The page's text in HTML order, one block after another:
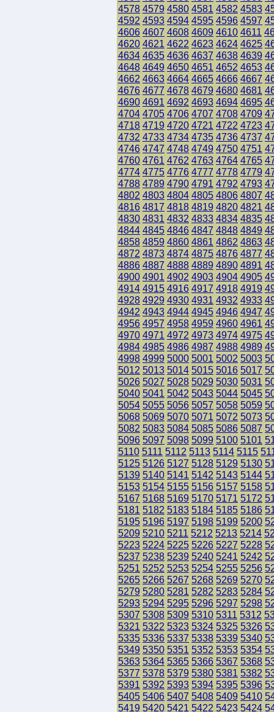
4578 4579 4580 4581 4582 4583
4592 4593 4594 4595 4596 4597
4606 4607 4608 4609 4610 4611
4620 4621 4622 4623 4624 4625
4634 4635 4636 4637 4638 4639
4648 4649 4650 4651 4652 4653
4662 4663 4664 4665 4666 4667
4676 4677 4678 4679 4680 4681
4690 4691 4692 4693 4694 4695
4704 4705 4706 4707 4708 4709
4718 4719 4720 4721 4722 4723
4732 4733 4734 4735 4736 4737
4746 4747 4748 4749 4750 4751
4760 4761 4762 4763 4764 4765
4774 4775 4776 4777 4778 4779
4788 4789 4790 4791 4792 4793
4802 4803 4804 4805 4806 4807
4816 4817 4818 4819 4820 4821
4830 4831 4832 4833 4834 4835
4844 4845 4846 4847 4848 4849
4858 4859 4860 4861 4862 4863
4872 4873 4874 4875 4876 4877
4886 4887 4888 4889 4890 4891
4900 4901 4902 4903 4904 4905
4914 4915 4916 4917 4918 4919
4928 4929 4930 4931 4932 4933
4942 4943 4944 4945 4946 4947
4956 4957 4958 4959 4960 4961
4970 4971 4972 4973 4974 4975
4984 4985 4986 4987 4988 4989
4998 4999 5000 5001 5002 5003
5012 5013 5014 5015 5016 5017
5026 5027 5028 5029 5030 5031
5040 5041 5042 5043 5044 5045
5054 5055 5056 5057 5058 5059
5068 5069 5070 5071 5072 5073
5082 5083 5084 5085 5086 5087
5096 5097 5098 5099 5100 5101
5110 5111 5112 5113 5114 5115
5125 5126 5127 5128 5129 5130
5139 5140 5141 5142 5143 5144
5153 5154 5155 5156 5157 5158
5167 5168 5169 5170 5171 5172
5181 5182 5183 5184 5185 5186
5195 5196 5197 5198 5199 5200
5209 5210 5211 5212 5213 5214
5223 5224 5225 5226 5227 5228
5237 5238 5239 5240 5241 5242
5251 5252 5253 5254 5255 5256
5265 5266 5267 5268 5269 5270
5279 5280 5281 5282 5283 5284
5293 5294 5295 5296 5297 5298
5307 5308 5309 5310 5311 5312
5321 5322 5323 5324 5325 5326
5335 5336 5337 5338 5339 5340
5349 5350 5351 5352 5353 5354
5363 5364 5365 5366 5367 5368
5377 5378 5379 5380 5381 5382
5391 5392 5393 5394 5395 5396
5405 5406 5407 5408 5409 5410
5419 5420 5421 5422 5423 5424